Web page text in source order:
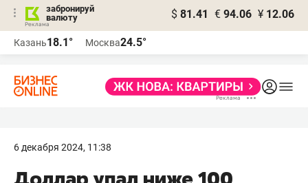
забронируй
валюту
$ 81.41 € 94.06 ¥ 12.06
Казань18.1° Москва24.5°
6 декабря 2024, 11:38